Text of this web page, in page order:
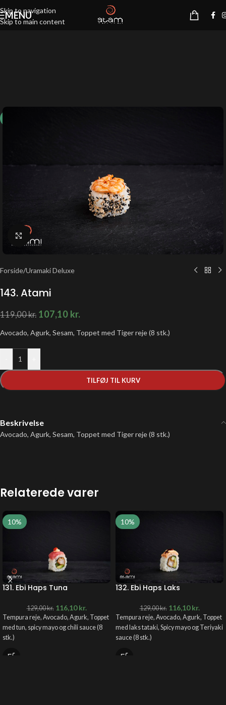
Skip to navigation
Skip to main content
MENU
Klik for at forstørre
Forside/Uramaki Deluxe
143. Atami
119,00kr. 107,10 kr.
Avocado, Agurk, Sesam, Toppet med Tiger reje (8 stk.)
TILFØJ TIL KURV
Beskrivelse
Avocado, Agurk, Sesam, Toppet med Tiger reje (8 stk.)
Relaterede varer
10%
131. Ebi Haps Tuna
129,00kr. 116,10kr.
Tempura reje, Avocado, Agurk, Toppet
med tun, spicy mayo og chili sauce (8
stk.)
10%
132. Ebi Haps Laks
129,00kr. 116,10kr.
Tempura reje, Avocado, Agurk, Toppet
med laks tataki, Spicy mayo og Teriyaki
sauce (8 stk.)